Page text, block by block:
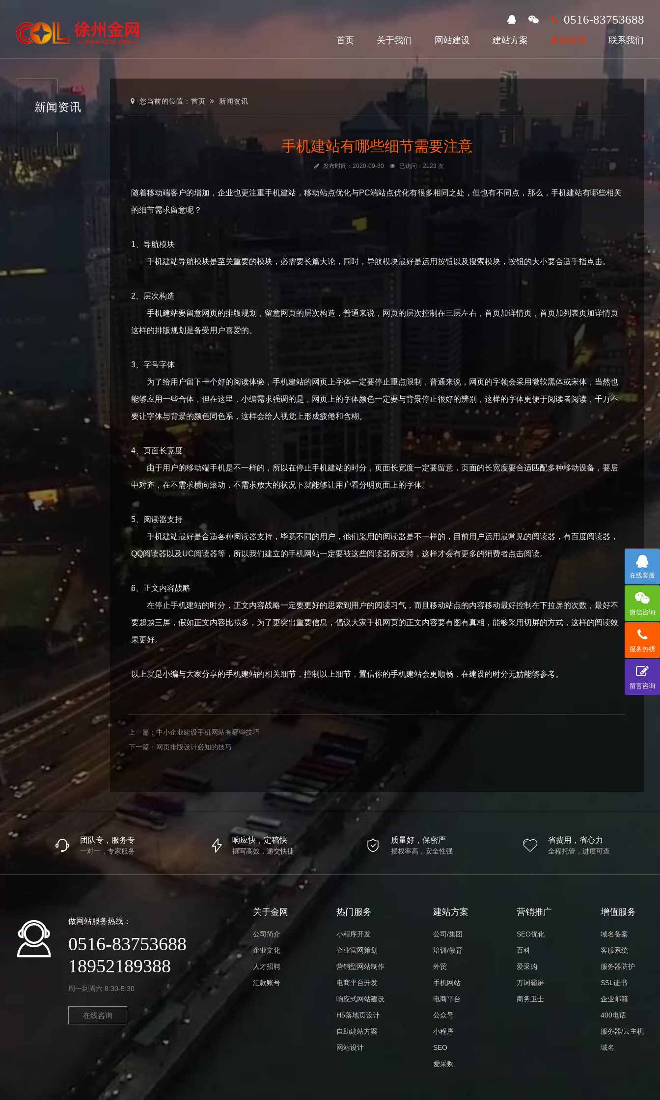
0516-83753688
首页 关于我们 网站建设 建站方案 新闻资讯 联系我们
新闻资讯 您当前的位置：首页 新闻资讯
手机建站有哪些细节需要注意
发布时间：2020-09-30 已访问：2123 次
随着移动端客户的增加，企业也更注重手机建站，移动站点优化与PC端站点优化有很多相同之处，但也有不同点，那么，手机建站有哪些相关
的细节需求留意呢？
1、导航模块
手机建站导航模块是至关重要的模块，必需要长篇大论，同时，导航模块最好是运用按钮以及搜索模块，按钮的大小要合适手指点击。
2、层次构造
手机建站要留意网页的排版规划，留意网页的层次构造，普通来说，网页的层次控制在三层左右，首页加详情页，首页加列表页加详情页
这样的排版规划是备受用户喜爱的。
3、字号字体
为了给用户留下一个好的阅读体验，手机建站的网页上字体一定要停止重点限制，普通来说，网页的字领会采用微软黑体或宋体，当然也
能够应用一些合体，但在这里，小编需求强调的是，网页上的字体颜色一定要与背景停止很好的辨别，这样的字体更便于阅读者阅读，千万不
要让字体与背景的颜色同色系，这样会给人视觉上形成疲倦和含糊。
4、页面长宽度
由于用户的移动端手机是不一样的，所以在停止手机建站的时分，页面长宽度一定要留意，页面的长宽度要合适匹配多种移动设备，要居
中对齐，在不需求横向滚动，不需求放大的状况下就能够让用户看分明页面上的字体。
5、阅读器支持
手机建站最好是合适各种阅读器支持，毕竟不同的用户，他们采用的阅读器是不一样的，目前用户运用最常见的阅读器，有百度阅读器，
QQ阅读器以及UC阅读器等，所以我们建立的手机网站一定要被这些阅读器所支持，这样才会有更多的消费者点击阅读。
6、正文内容战略
在停止手机建站的时分，正文内容战略一定要更好的思索到用户的阅读习气，而且移动站点的内容移动最好控制在下拉屏的次数，最好不
要超越三屏，假如正文内容比拟多，为了更突出重要信息，倡议大家手机网页的正文内容要有图有真相，能够采用切屏的方式，这样的阅读效
果更好。
以上就是小编与大家分享的手机建站的相关细节，控制以上细节，置信你的手机建站会更顺畅，在建设的时分无妨能够参考。
上一篇：中小企业建设手机网站有哪些技巧
下一篇： 网页排版设计必知的技巧
团队专，服务专
一对一，专家服务
响应快，定稿快
撰写高效，递交快捷
质量好，保密严
授权率高，安全性强
省费用，省心力
全程托管，进度可查
做网站服务热线：
0516-83753688
18952189388
周一到周六 8:30-5:30
在线咨询
关于金网
公司简介
企业文化
人才招聘
汇款账号
热门服务
小程序开发
企业官网策划
营销型网站制作
电商平台开发
响应式网站建设
H5落地页设计
自助建站方案
网站设计
建站方案
公司/集团
培训/教育
外贸
手机网站
电商平台
公众号
小程序
SEO
爱采购
营销推广
SEO优化
百科
爱采购
万词霸屏
商务卫士
增值服务
域名备案
客服系统
服务器防护
SSL证书
企业邮箱
400电话
服务器/云主机
域名
在线客服
微信咨询
服务热线
留言咨询